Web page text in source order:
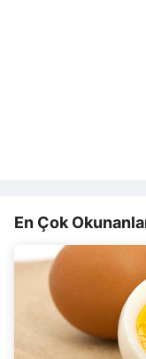
En Çok